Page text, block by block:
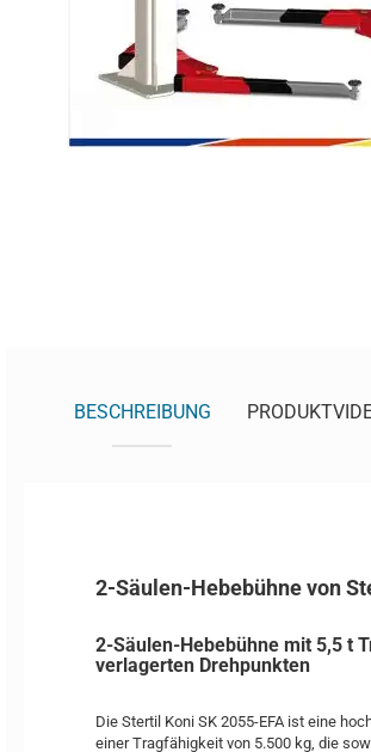
BESCHREIBUNG
2-Säulen-Hebebühne von
2-Säulen-Hebebühne mit 5,5 t
verlagerten Drehpunkten
Die Stertil Koni SK 2055-EFA ist eine
einer Tragfähigkeit von 5.500 kg, die